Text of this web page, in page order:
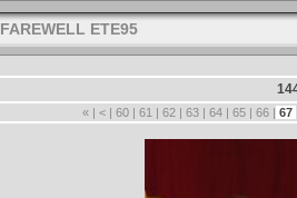
FAREWELL ETE95
« | < | 60 | 61 | 62 | 63 | 64 | 65 | 66 | 67